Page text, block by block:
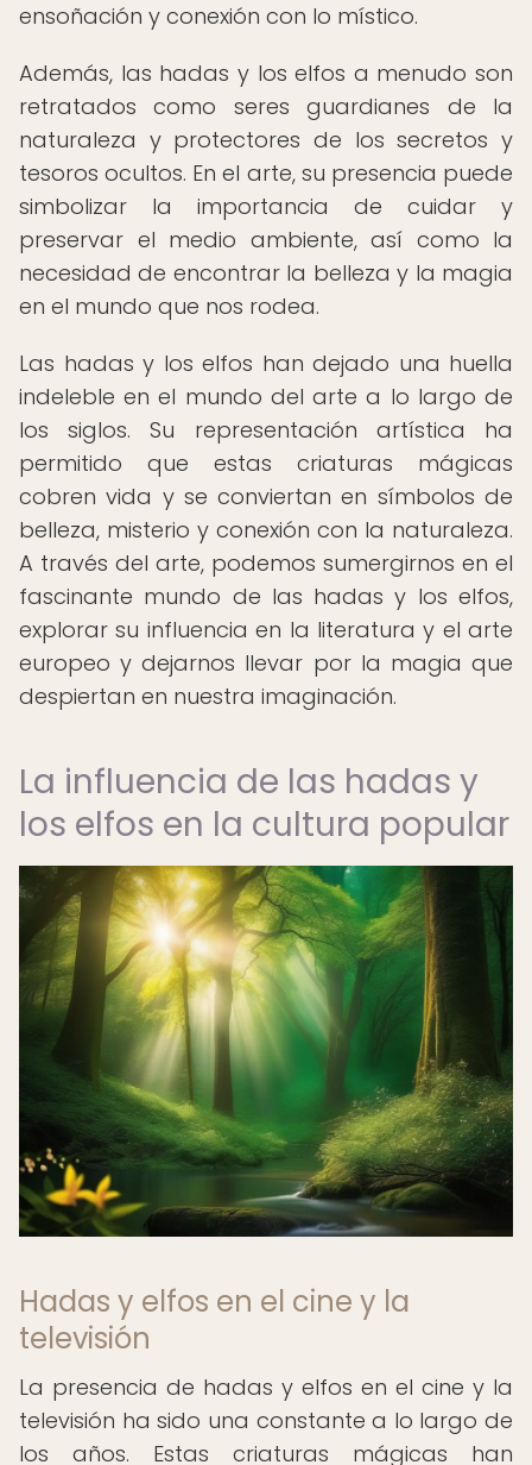
ensoñación y conexión con lo místico.
Además, las hadas y los elfos a menudo son
retratados como seres guardianes de la
naturaleza y protectores de los secretos y
tesoros ocultos. En el arte, su presencia puede
simbolizar la importancia de cuidar y
preservar el medio ambiente, así como la
necesidad de encontrar la belleza y la magia
en el mundo que nos rodea.
Las hadas y los elfos han dejado una huella
indeleble en el mundo del arte a lo largo de
los siglos. Su representación artística ha
permitido que estas criaturas mágicas
cobren vida y se conviertan en símbolos de
belleza, misterio y conexión con la naturaleza.
A través del arte, podemos sumergirnos en el
fascinante mundo de las hadas y los elfos,
explorar su influencia en la literatura y el arte
europeo y dejarnos llevar por la magia que
despiertan en nuestra imaginación.
La influencia de las hadas y
los elfos en la cultura popular
Hadas y elfos en el cine y la
televisión
La presencia de hadas y elfos en el cine y la
televisión ha sido una constante a lo largo de
los años. Estas criaturas mágicas han